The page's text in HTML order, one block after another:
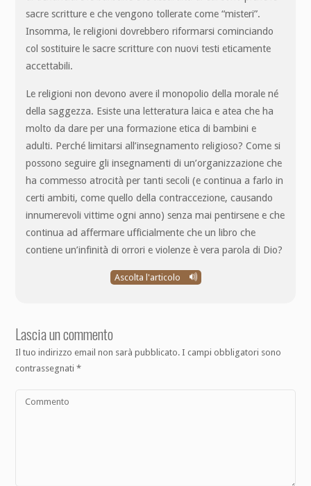
sacre scritture e che vengono tollerate come “misteri”.
Insomma, le religioni dovrebbero riformarsi cominciando
col sostituire le sacre scritture con nuovi testi eticamente
accettabili.
Le religioni non devono avere il monopolio della morale né
della saggezza. Esiste una letteratura laica e atea che ha
molto da dare per una formazione etica di bambini e
adulti. Perché limitarsi all’insegnamento religioso? Come si
possono seguire gli insegnamenti di un’organizzazione che
ha commesso atrocità per tanti secoli (e continua a farlo in
certi ambiti, come quello della contraccezione, causando
innumerevoli vittime ogni anno) senza mai pentirsene e che
continua ad affermare ufficialmente che un libro che
contiene un’infinità di orrori e violenze è vera parola di Dio?
Ascolta l'articolo
Lascia un commento
Il tuo indirizzo email non sarà pubblicato. I campi obbligatori sono
contrassegnati*